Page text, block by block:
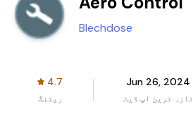
Blechdose
4.7
ریٹنگ
Jun 26, 2024
تازہ ترین اپ ڈیٹ